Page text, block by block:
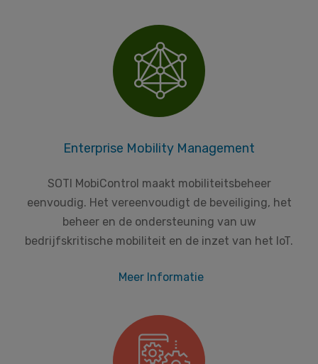
Enterprise Mobility Management
SOTI MobiControl maakt mobiliteitsbeheer
eenvoudig. Het vereenvoudigt de beveiliging, het
beheer en de ondersteuning van uw
bedrijfskritische mobiliteit en de inzet van het IoT.
Meer Informatie